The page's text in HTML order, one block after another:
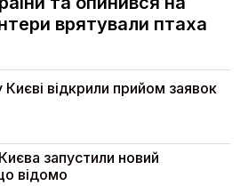
врятували птаха
відкрили прийом заявок
запустили новий
відомо